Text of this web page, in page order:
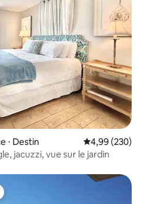
⋅ Destin Évaluation
4,99 (230)
jacuzzi, vue sur le jardin